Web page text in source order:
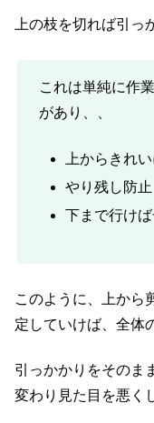
上の枝を切れば引っ
これは単純に作
があり、、
上からきれ
やり残し防止
下まで行け
このように、上から
定していけば、全体
引っかかりをそのま
変わり見た目を悪く